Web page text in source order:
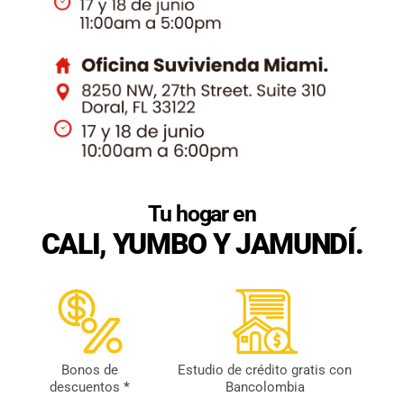
Tu hogar en
CALI, YUMBO Y JAMUNDÍ.
Bonos de
descuentos*
Estudio de crédito gratis con
Bancolombia